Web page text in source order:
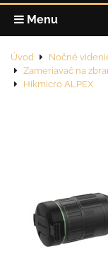
Menu
Úvod Nočné
Zameriavač na
Hikmicro ALPEX